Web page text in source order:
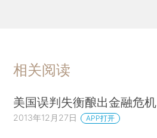
相关阅读
美国误判失衡酿出金融危机
2013年12月27日 APP打开